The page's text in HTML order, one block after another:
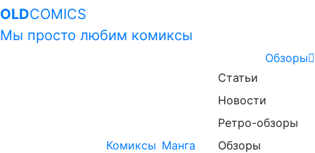
OLDCOMICS
Мы просто любим комиксы
Комиксы Манга
Обзоры
Статьи
Новости
Ретро-обзоры
Обзоры